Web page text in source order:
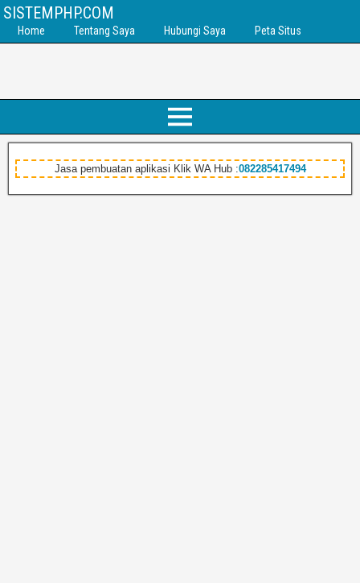
SISTEMPHP.COM
Home Tentang Saya Hubungi Saya Peta Situs
Jasa pembuatan aplikasi Klik WA Hub :082285417494